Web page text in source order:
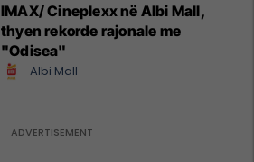
IMAX/ Cineplexx në Albi Mall,
thyen rekorde rajonale me
"Odisea"
Albi Mall